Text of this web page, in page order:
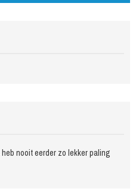
nooit eerder zo lekker paling